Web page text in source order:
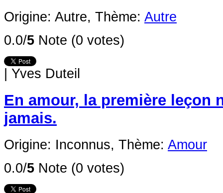
Origine: Autre, Thème: Autre
0.0/5 Note (0 votes)
Yves Duteil
En amour, la première leçon
jamais.
Origine: Inconnus, Thème: Amour
0.0/5 Note (0 votes)